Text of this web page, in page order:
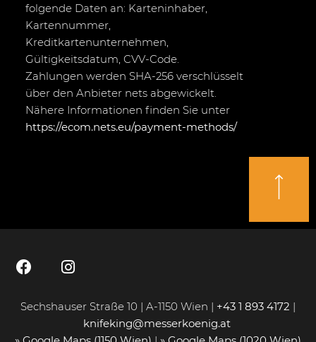
folgende Daten an: Karteninhaber,
Kartennummer,
Kreditkartenunternehmen,
Gültigkeitsdatum, CVV-Code.
Zahlungen werden SHA-256 verschlüsselt
über den Anbieter nets abgewickelt.
Nähere Informationen finden Sie unter
https://ecom.nets.eu/payment-methods/
Sechshauser Straße 10 | A-1150 Wien | +43 1 893 4172 |
knifeking@messerkoenig.at